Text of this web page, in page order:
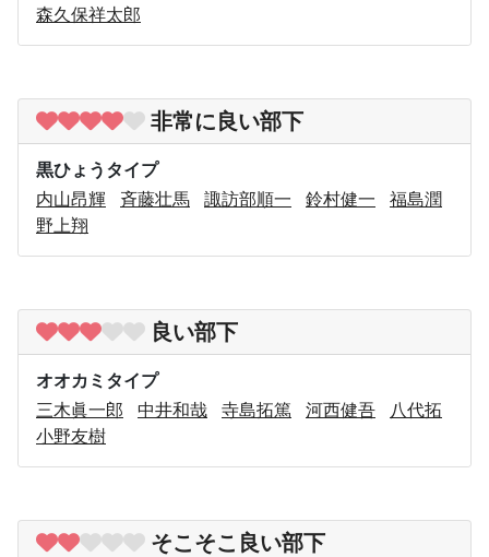
森久保祥太郎
非常に良い部下
黒ひょうタイプ
内山昂輝
斉藤壮馬 諏訪部順一 鈴村健一
福島潤
野上翔
良い部下
オオカミタイプ
三木眞一郎
中井和哉 寺島拓篤 河西健吾
八代拓
小野友樹
そこそこ良い部下